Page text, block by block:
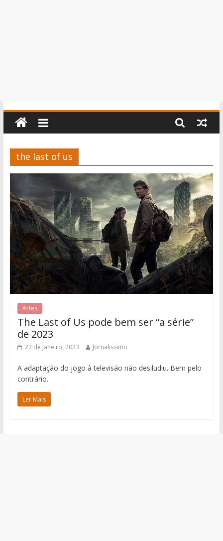
the last of us
Artes
The Last of Us pode bem ser “a série”
de 2023
22 de Janeiro, 2023 Jornalissimo
A adaptação do jogo à televisão não desiludiu. Bem pelo
contrário.
Ler Mais